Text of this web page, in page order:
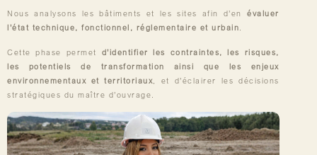
Nous analysons les bâtiments et les sites afin d’en évaluer
l’état technique, fonctionnel, réglementaire et urbain.
Cette phase permet d’identifier les contraintes, les risques,
les potentiels de transformation ainsi que les enjeux
environnementaux et territoriaux , et d’éclairer les décisions
stratégiques du maître d’ouvrage.